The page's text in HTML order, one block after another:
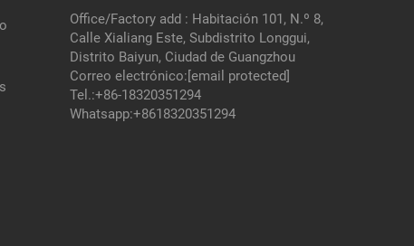
Office/Factory add : Habitación 101, N.º 8,
Calle Xialiang Este, Subdistrito Longgui,
Distrito Baiyun, Ciudad de Guangzhou
Correo electrónico:[email protected]
Tel.:+86-18320351294
Whatsapp:+8618320351294